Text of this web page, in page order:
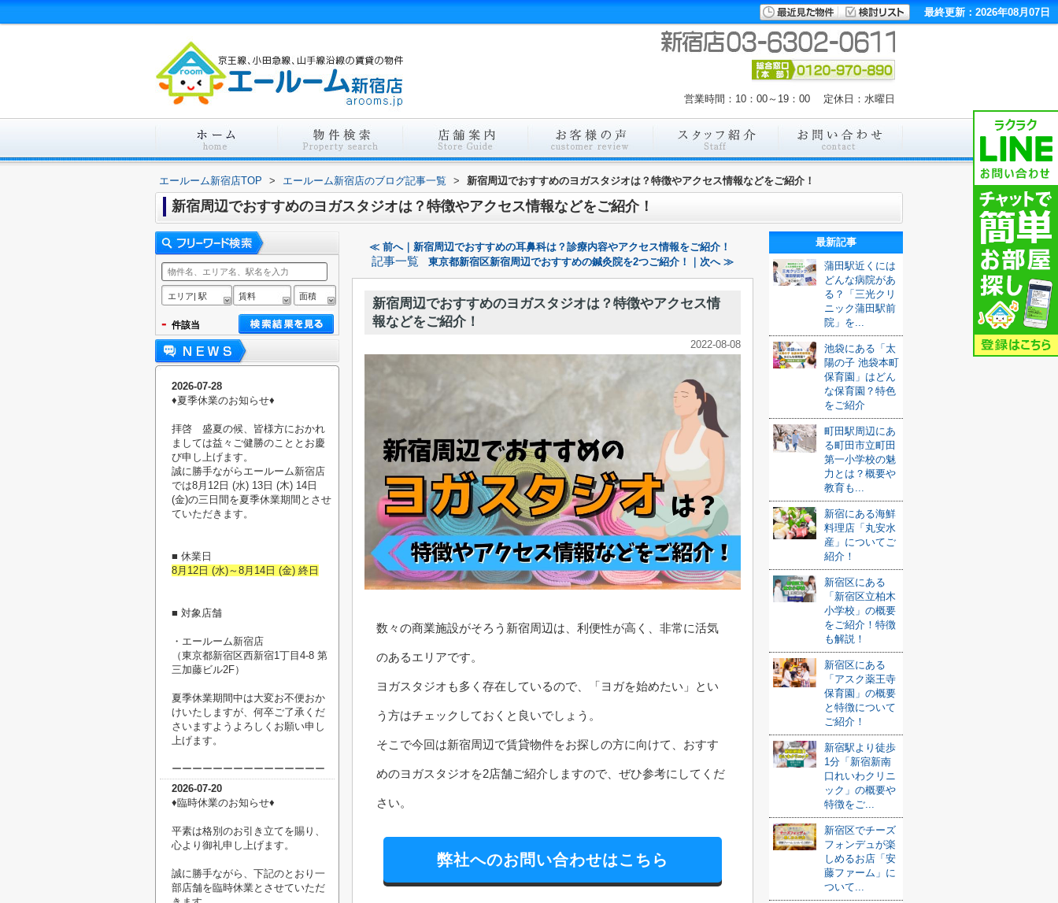
最終更新：2026年08月07日
営業時間：10：00～19：00 定休日：水曜日
エールーム新宿店TOP > エールーム新宿店のブログ記事一覧 > 新宿周辺でおすすめのヨガスタジオは？特徴やアクセス情報などをご紹介！
新宿周辺でおすすめのヨガスタジオは？特徴やアクセス情報などをご紹介！
≪ 前へ｜新宿周辺でおすすめの耳鼻科は？診療内容やアクセス情報をご紹介！
記事一覧 東京都新宿区新宿周辺でおすすめの鍼灸院を2つご紹介！｜次へ ≫
新宿周辺でおすすめのヨガスタジオは？特徴やアクセス情
報などをご紹介！
2022-08-08
数々の商業施設がそろう新宿周辺は、利便性が高く、非常に活気
のあるエリアです。
ヨガスタジオも多く存在しているので、「ヨガを始めたい」とい
う方はチェックしておくと良いでしょう。
そこで今回は新宿周辺で賃貸物件をお探しの方に向けて、おすす
めのヨガスタジオを2店舗ご紹介しますので、ぜひ参考にしてくだ
さい。
弊社へのお問い合わせはこちら
最新記事
蒲田駅近くには
どんな病院があ
る？「三光クリ
ニック蒲田駅前
院」を...
池袋にある「太
陽の子 池袋本町
保育園」はどん
な保育園？特色
をご紹介
町田駅周辺にあ
る町田市立町田
第一小学校の魅
力とは？概要や
教育も...
新宿にある海鮮
料理店「丸安水
産」についてご
紹介！
新宿区にある
「新宿区立柏木
小学校」の概要
をご紹介！特徴
も解説！
新宿区にある
「アスク薬王寺
保育園」の概要
と特徴について
ご紹介！
新宿駅より徒歩
1分「新宿新南
口れいわクリニ
ック」の概要や
特徴をご...
新宿区でチーズ
フォンデュが楽
しめるお店「安
藤ファーム」に
ついて...
エリア| 駅 賃料 面積
- 件該当
2026-07-28
♦︎夏季休業のお知らせ♦︎
拝啓 盛夏の候、皆様方におかれ
ましては益々ご健勝のこととお慶
び申し上げます。
誠に勝手ながらエールーム新宿店
では8月12日 (水) 13日 (木) 14日
(金)の三日間を夏季休業期間とさせ
ていただきます。
■ 休業日
8月12日 (水)～8月14日 (金) 終日
■ 対象店舗
・エールーム新宿店
（東京都新宿区西新宿1丁目4-8 第
三加藤ビル2F）
夏季休業期間中は大変お不便おか
けいたしますが、何卒ご了承くだ
さいますようよろしくお願い申し
上げます。
ーーーーーーーーーーーーーーー
2026-07-20
♦臨時休業のお知らせ♦
平素は格別のお引き立てを賜り、
心より御礼申し上げます。
誠に勝手ながら、下記のとおり一
部店舗を臨時休業とさせていただ